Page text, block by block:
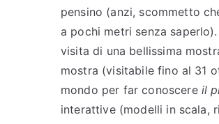
pensino (anzi, scommetto
a pochi metri senza
visita di una bellissima
mostra (visitabile fino al 31
mondo per far conoscere il
interattive (modelli in scala,